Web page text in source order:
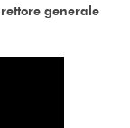
generale